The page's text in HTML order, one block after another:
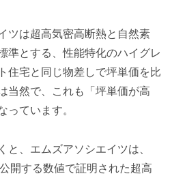
ツは超高気密高断熱と自然素
準とする、性能特化のハイグレ
住宅と同じ物差しで坪単価を比
当然で、これも「坪単価が高
っています。
と、エムズアソシエイツは、
開する数値で証明された超高